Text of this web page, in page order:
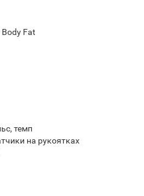
Fat
темп
на рукоятках